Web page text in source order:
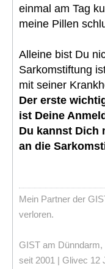
einmal am Tag
meine Pillen
Alleine bist Du
Sarkomstiftung
mit seiner
Der erste
ist Deine
Du kannst Dich
an die
Mein Partner der
verloren.
GIST am Dünndarm,
seit 2001 | Glivec 12